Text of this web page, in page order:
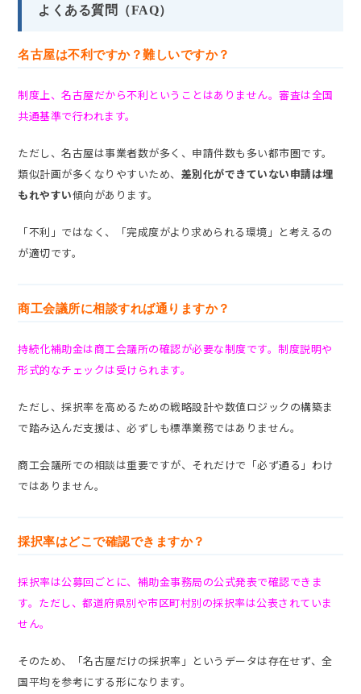
よくある質問（FAQ）
名古屋は不利ですか？難しいですか？
制度上、名古屋だから不利ということはありません。審査は全国
共通基準で行われます。
ただし、名古屋は事業者数が多く、申請件数も多い都市圏です。
類似計画が多くなりやすいため、 差別化ができていない申請は埋
もれやすい傾向があります。
「不利」ではなく、「完成度がより求められる環境」と考えるの
が適切です。
商工会議所に相談すれば通りますか？
持続化補助金は商工会議所の確認が必要な制度です。制度説明や
形式的なチェックは受けられます。
ただし、採択率を高めるための戦略設計や数値ロジックの構築ま
で踏み込んだ支援は、必ずしも標準業務ではありません。
商工会議所での相談は重要ですが、それだけで「必ず通る」わけ
ではありません。
採択率はどこで確認できますか？
採択率は公募回ごとに、補助金事務局の公式発表で確認できま
す。ただし、都道府県別や市区町村別の採択率は公表されていま
せん。
そのため、「名古屋だけの採択率」というデータは存在せず、全
国平均を参考にする形になります。